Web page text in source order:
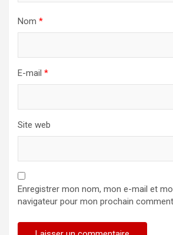
Nom *
E-mail *
Site web
Enregistrer mon nom, mon e-mail et
navigateur pour mon prochain